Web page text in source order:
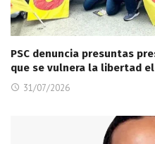
PSC denuncia presuntas
que se vulnera la libertad
31/07/2026